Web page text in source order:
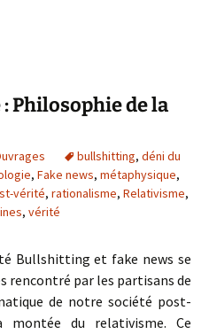
de la défiance généralisée
Philosophie de la
bullshitting, déni du
, Fake news, métaphysique,
vérité, rationalisme, Relativisme,
, vérité
Bullshitting et fake news se
rencontré par les partisans de
de notre société post-
montée du relativisme. Ce